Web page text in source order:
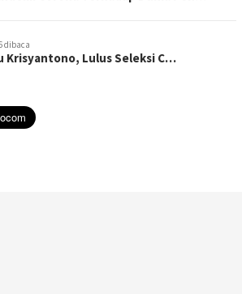
dibaca
Krisyantono, Lulus Seleksi C…